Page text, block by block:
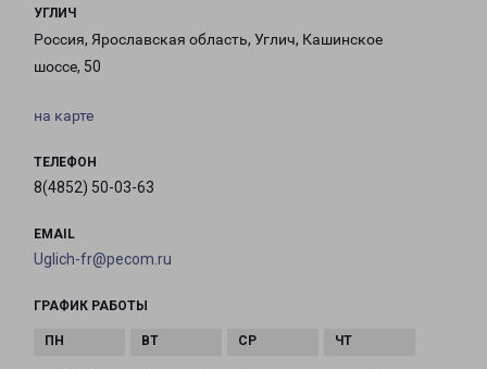
УГЛИЧ
Россия, Ярославская область, Углич, Кашинское
шоссе, 50
на карте
ТЕЛЕФОН
8(4852) 50-03-63
EMAIL
Uglich-fr@pecom.ru
ГРАФИК РАБОТЫ